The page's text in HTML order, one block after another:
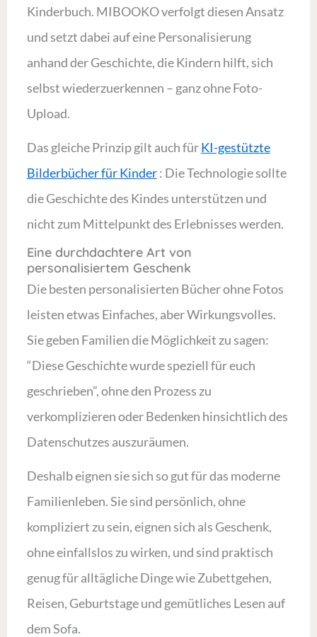
Kinderbuch. MIBOOKO verfolgt diesen Ansatz
und setzt dabei auf eine Personalisierung
anhand der Geschichte, die Kindern hilft, sich
selbst wiederzuerkennen – ganz ohne Foto-
Upload.
Das gleiche Prinzip gilt auch fürKI-gestützte
Bilderbücher für Kinder: Die Technologie sollte
die Geschichte des Kindes unterstützen und
nicht zum Mittelpunkt des Erlebnisses werden.
Eine durchdachtere Art von
personalisiertem Geschenk
Die besten personalisierten Bücher ohne Fotos
leisten etwas Einfaches, aber Wirkungsvolles.
Sie geben Familien die Möglichkeit zu sagen:
“Diese Geschichte wurde speziell für euch
geschrieben”, ohne den Prozess zu
verkomplizieren oder Bedenken hinsichtlich des
Datenschutzes auszuräumen.
Deshalb eignen sie sich so gut für das moderne
Familienleben. Sie sind persönlich, ohne
kompliziert zu sein, eignen sich als Geschenk,
ohne einfallslos zu wirken, und sind praktisch
genug für alltägliche Dinge wie Zubettgehen,
Reisen, Geburtstage und gemütliches Lesen auf
dem Sofa.